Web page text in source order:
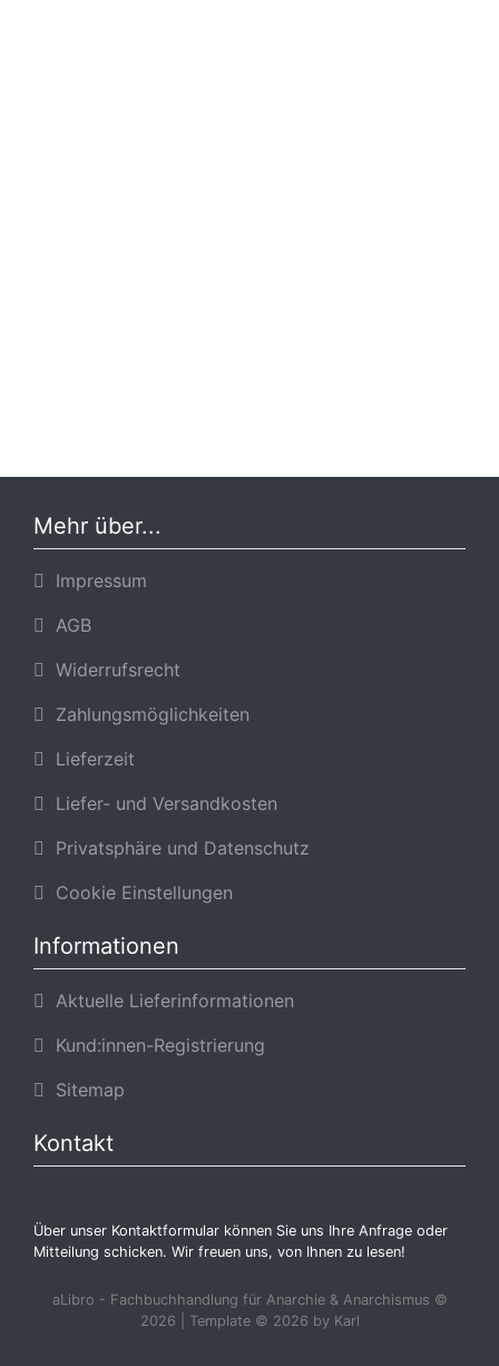
Mehr über...
Impressum
AGB
Widerrufsrecht
Zahlungsmöglichkeiten
Lieferzeit
Liefer- und Versandkosten
Privatsphäre und Datenschutz
Cookie Einstellungen
Informationen
Aktuelle Lieferinformationen
Kund:innen-Registrierung
Sitemap
Kontakt
Über unser Kontaktformular können Sie uns Ihre Anfrage oder
Mitteilung schicken. Wir freuen uns, von Ihnen zu lesen!
aLibro - Fachbuchhandlung für Anarchie & Anarchismus ©
2026 | Template © 2026 by Karl